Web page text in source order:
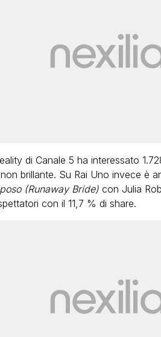
di Canale 5 ha interessato
brillante. Su Rai Uno invece è
(Runaway Bride)con Julia
con il 11,7 % di share.